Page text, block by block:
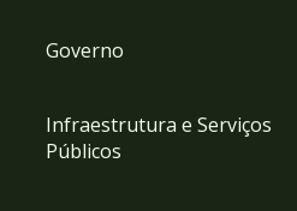
Governo
Infraestrutura e Serviços
Públicos